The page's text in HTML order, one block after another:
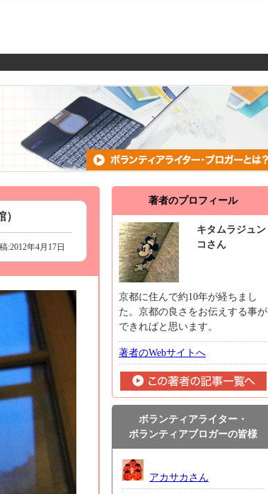
:2012年4月17日
著者のプロフィール
キタムラジュン
コさん
京都に住んで約10年が経ちまし
た。京都の良さをお伝えする事が
できればと思います。
著者のWebサイトへ
ボランティアライター・
ボランティアブロガーの皆様
アカサカさん